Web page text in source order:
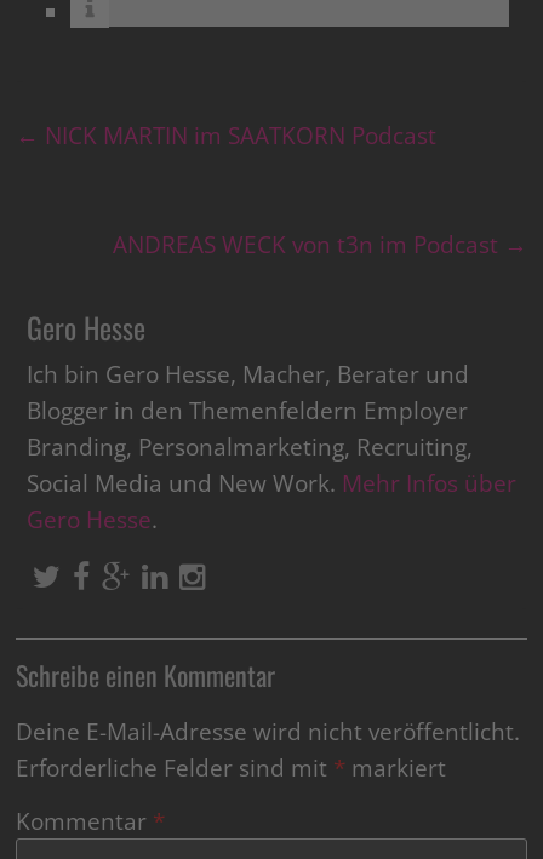
← NICK MARTIN im SAATKORN Podcast
ANDREAS WECK von t3n im Podcast →
Gero Hesse
Ich bin Gero Hesse, Macher, Berater und
Blogger in den Themenfeldern Employer
Branding, Personalmarketing, Recruiting,
Social Media und New Work. Mehr Infos über
Gero Hesse.
Schreibe einen Kommentar
Deine E-Mail-Adresse wird nicht veröffentlicht.
Erforderliche Felder sind mit * markiert
Kommentar *